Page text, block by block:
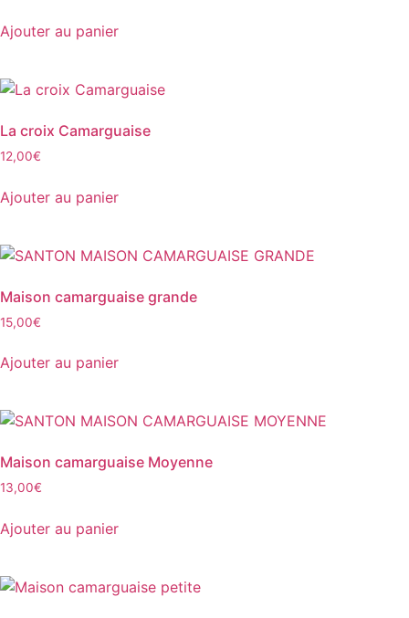
Ajouter au panier
La croix Camarguaise
12,00€
Ajouter au panier
Maison camarguaise grande
15,00€
Ajouter au panier
Maison camarguaise Moyenne
13,00€
Ajouter au panier